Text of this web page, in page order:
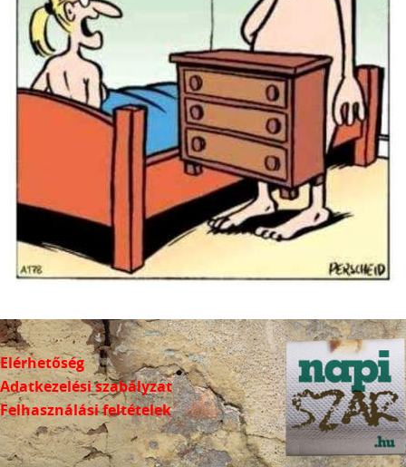
Elérhetőség
Adatkezelési szabályzat
Felhasználási feltételek